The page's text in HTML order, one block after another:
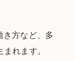
方など、 多
れます。